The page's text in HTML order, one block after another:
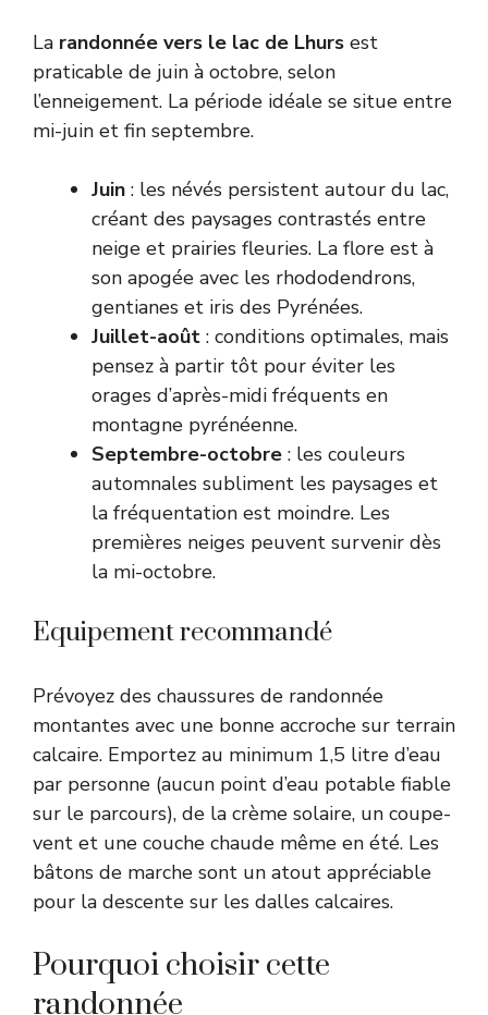
La randonnée vers le lac de Lhurs est
praticable de juin à octobre, selon
l’enneigement. La période idéale se situe entre
mi-juin et fin septembre.
Juin : les névés persistent autour du lac,
créant des paysages contrastés entre
neige et prairies fleuries. La flore est à
son apogée avec les rhododendrons,
gentianes et iris des Pyrénées.
Juillet-août : conditions optimales, mais
pensez à partir tôt pour éviter les
orages d’après-midi fréquents en
montagne pyrénéenne.
Septembre-octobre : les couleurs
automnales subliment les paysages et
la fréquentation est moindre. Les
premières neiges peuvent survenir dès
la mi-octobre.
Equipement recommandé
Prévoyez des chaussures de randonnée
montantes avec une bonne accroche sur terrain
calcaire. Emportez au minimum 1,5 litre d’eau
par personne (aucun point d’eau potable fiable
sur le parcours), de la crème solaire, un coupe-
vent et une couche chaude même en été. Les
bâtons de marche sont un atout appréciable
pour la descente sur les dalles calcaires.
Pourquoi choisir cette
randonnée